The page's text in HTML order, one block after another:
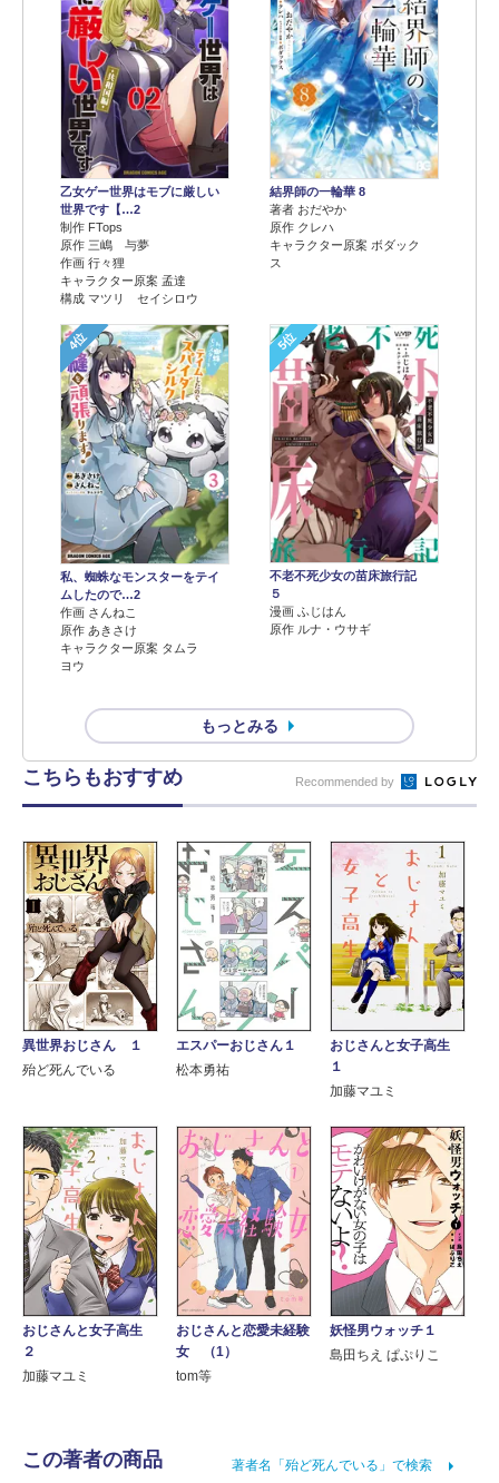
乙女ゲー世界はモブに厳しい
世界です【…2
制作 FTops
原作 三嶋 与夢
作画 行々狸
キャラクター原案 孟達
構成 マツリ セイシロウ
結界師の一輪華 8
著者 おだやか
原作 クレハ
キャラクター原案 ボダック
ス
4位
私、蜘蛛なモンスターをテイ
ムしたので…2
作画 さんねこ
原作 あきさけ
キャラクター原案 タムラ
ヨウ
5位
不老不死少女の苗床旅行記
５
漫画 ふじはん
原作 ルナ・ウサギ
もっとみる
こちらもおすすめ Recommended by
異世界おじさん １
殆ど死んでいる
エスパーおじさん１
松本勇祐
おじさんと女子高生
１
加藤マユミ
おじさんと女子高生
２
加藤マユミ
おじさんと恋愛未経験
女 （1）
tom等
妖怪男ウォッチ１
島田ちえ ぱぷりこ
この著者の商品 著者名「殆ど死んでいる」で検索